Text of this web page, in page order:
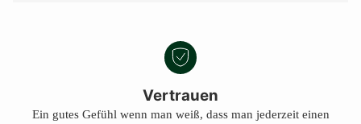
Vertrauen
Ein gutes Gefühl wenn man weiß, dass man jederzeit einen